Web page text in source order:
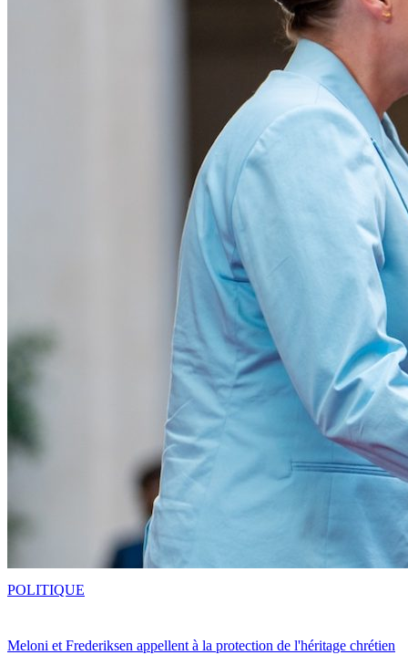
Meloni et Frederiksen appellent à la protection de l'héritage chrétien
POLITIQUE